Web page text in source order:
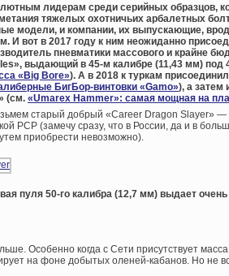
лидерам среди серийных образцов,
тяжелых охотничьих арбалетных
модели, и компании, их выпускающие,
И вот в 2017 году к ним неожиданно
пневматики массового и крайне
выдающий в 45-м калибре (11,43 мм)
«Big Bore»). А в 2018 к туркам
БигБор-винтовки «Gamo»), а
(см. «Umarex Hammer»: самая мощная на
старый добрый «Career Dragon Slayer» —
PCP (замечу сразу, что в России, да и в
приобрести невозможно).
пуля 50-го калибра (12,7 мм) выдает
Особенно когда с Сети присутствует
на фоне добытых оленей-кабанов. Но не